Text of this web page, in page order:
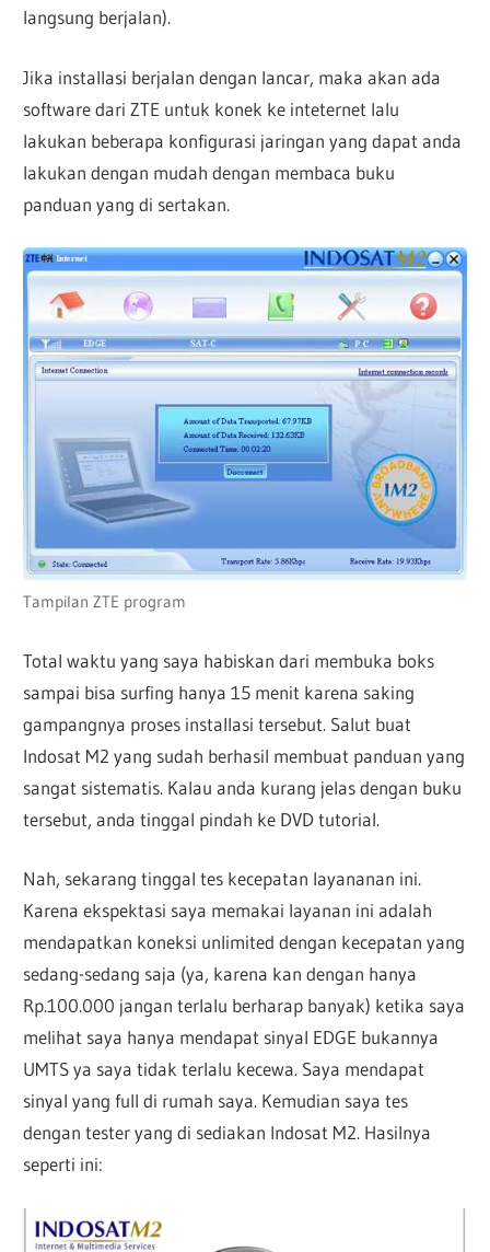
langsung berjalan).
Jika installasi berjalan dengan lancar, maka akan ada
software dari ZTE untuk konek ke inteternet lalu
lakukan beberapa konfigurasi jaringan yang dapat anda
lakukan dengan mudah dengan membaca buku
panduan yang di sertakan.
Tampilan ZTE program
Total waktu yang saya habiskan dari membuka boks
sampai bisa surfing hanya 15 menit karena saking
gampangnya proses installasi tersebut. Salut buat
Indosat M2 yang sudah berhasil membuat panduan yang
sangat sistematis. Kalau anda kurang jelas dengan buku
tersebut, anda tinggal pindah ke DVD tutorial.
Nah, sekarang tinggal tes kecepatan layananan ini.
Karena ekspektasi saya memakai layanan ini adalah
mendapatkan koneksi unlimited dengan kecepatan yang
sedang-sedang saja (ya, karena kan dengan hanya
Rp.100.000 jangan terlalu berharap banyak) ketika saya
melihat saya hanya mendapat sinyal EDGE bukannya
UMTS ya saya tidak terlalu kecewa. Saya mendapat
sinyal yang full di rumah saya. Kemudian saya tes
dengan tester yang di sediakan Indosat M2. Hasilnya
seperti ini: